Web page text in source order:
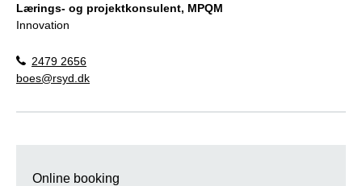
Lærings- og projektkonsulent, MPQM
Innovation
2479 2656
boes@rsyd.dk
Online booking